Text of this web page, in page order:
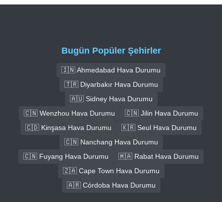
Bugün Popüler Şehirler
🇮🇳 Ahmedabad Hava Durumu
🇹🇷 Diyarbakır Hava Durumu
🇦🇺 Sidney Hava Durumu
🇨🇳 Wenzhou Hava Durumu
🇨🇳 Jilin Hava Durumu
🇨🇩 Kinşasa Hava Durumu
🇰🇷 Seul Hava Durumu
🇨🇳 Nanchang Hava Durumu
🇨🇳 Fuyang Hava Durumu
🇲🇦 Rabat Hava Durumu
🇿🇦 Cape Town Hava Durumu
🇦🇷 Córdoba Hava Durumu